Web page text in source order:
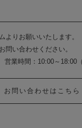
よりお願いいたします。
問い合わせください。
業時間：10:00～18:00（
お問い合わせはこちら